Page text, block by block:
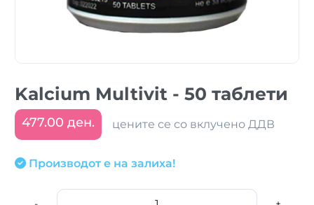
Kalcium Multivit - 50 таблети
477.00 ден. цените се со вклучено ДДВ
Производот е на залиха!